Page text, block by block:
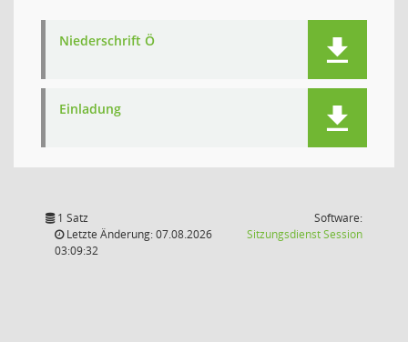
Niederschrift Ö
Einladung
1 Satz
Letzte Änderung: 07.08.2026
03:09:32
Software:
SitzungsdienstSession(Wird in